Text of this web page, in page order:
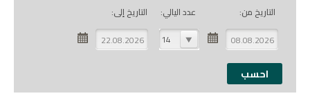
التاريخ من:
عدد اليالي:
14
التاريخ إلى: